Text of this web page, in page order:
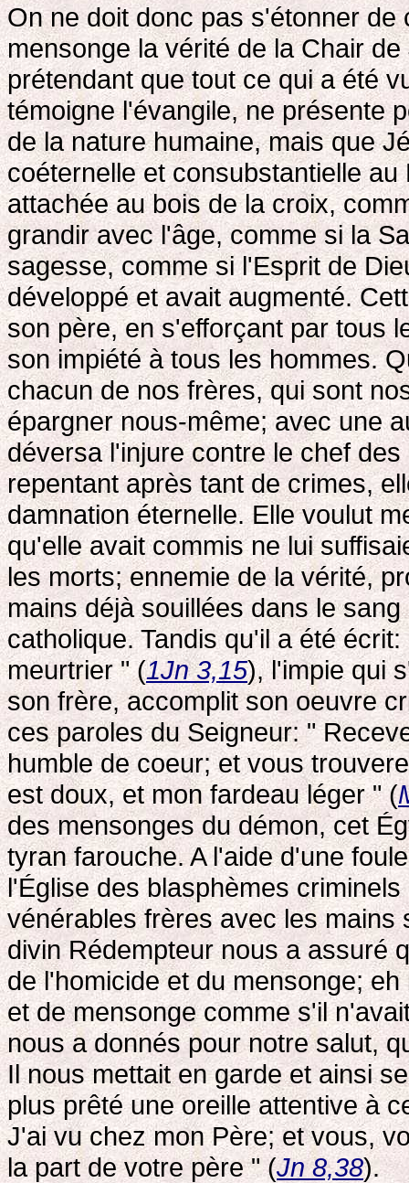
On ne doit donc pas s'étonner
mensonge la vérité de la Chair
prétendant que tout ce qui a été
témoigne l'évangile, ne présente
de la nature humaine, mais que
coéternelle et consubstantielle
attachée au bois de la croix,
grandir avec l'âge, comme si la
sagesse, comme si l'Esprit de
développé et avait augmenté.
son père, en s'efforçant par tous
son impiété à tous les hommes.
chacun de nos frères, qui sont
épargner nous-même; avec une
déversa l'injure contre le chef
repentant après tant de crimes,
damnation éternelle. Elle voulut
qu'elle avait commis ne lui
les morts; ennemie de la vérité,
mains déjà souillées dans le
catholique. Tandis qu'il a été
meurtrier " (1Jn 3,15), l'impie qui
son frère, accomplit son oeuvre
ces paroles du Seigneur: "
humble de coeur; et vous
est doux, et mon fardeau léger " (
des mensonges du démon, cet
tyran farouche. A l'aide d'une
l'Église des blasphèmes
vénérables frères avec les mains
divin Rédempteur nous a assuré
de l'homicide et du mensonge;
et de mensonge comme s'il
nous a donnés pour notre salut,
Il nous mettait en garde et ainsi
plus prêté une oreille attentive à
J'ai vu chez mon Père; et vous,
la part de votre père " (Jn 8,38).